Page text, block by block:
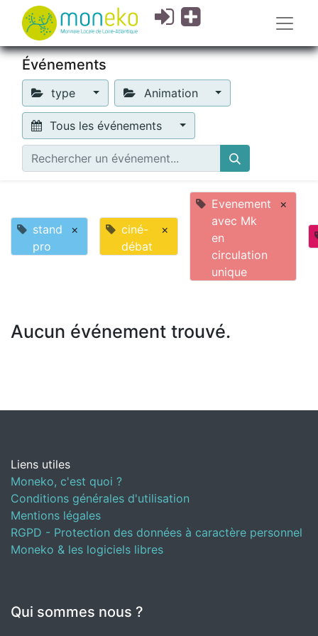
Événements
type Animation
Tous les événements
stand
pro
×
ciné-
débat
×
Evenement
avec Mk
en
circulation
unique
×
Aucun événement trouvé.
Liens utiles
Moneko, c'est quoi ?
Conditions générales d'utilisation
Mentions légales
RGPD - Protection des données à caractère personnel
Moneko & les logiciels libres
Qui sommes nous ?